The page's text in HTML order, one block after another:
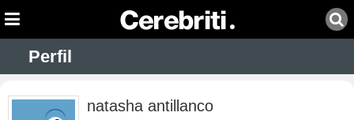
Perfil
natasha antillanco